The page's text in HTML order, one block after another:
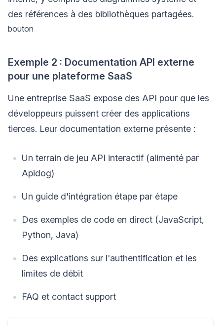
des références à des bibliothèques partagées.
bouton
Exemple 2 : Documentation API externe
pour une plateforme SaaS
Une entreprise SaaS expose des API pour que les
développeurs puissent créer des applications
tierces. Leur documentation externe présente :
Un terrain de jeu API interactif (alimenté par
Apidog)
Un guide d'intégration étape par étape
Des exemples de code en direct (JavaScript,
Python, Java)
Des explications sur l'authentification et les
limites de débit
FAQ et contact support